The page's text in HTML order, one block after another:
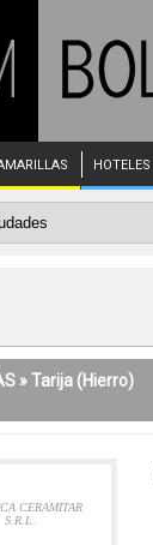
HOTELES
»Tarija (Hierro)
CERAMITAR
S.R.L.